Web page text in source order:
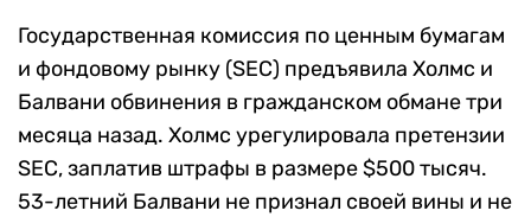
Государственная комиссия по ценным бумагам
и фондовому рынку (SEC) предъявила Холмс и
Балвани обвинения в гражданском обмане три
месяца назад. Холмс урегулировала претензии
SEC, заплатив штрафы в размере $500 тысяч.
53-летний Балвани не признал своей вины и не